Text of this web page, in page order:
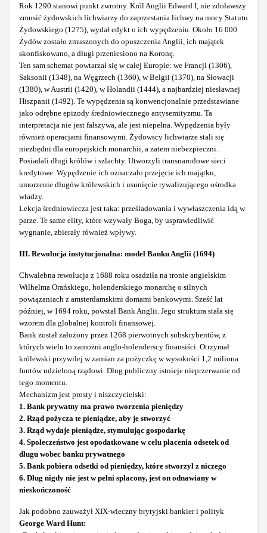
Rok 1290 stanowi punkt zwrotny. Król Anglii Edward I, nie zdoławszy
zmusić żydowskich lichwiarzy do zaprzestania lichwy na mocy Statutu
Żydowskiego (1275), wydał edykt o ich wypędzeniu. Około 16 000
Żydów zostało zmuszonych do opuszczenia Anglii, ich majątek
skonfiskowano, a długi przeniesiono na Koronę.
Ten sam schemat powtarzał się w całej Europie: we Francji (1306),
Saksonii (1348), na Węgrzech (1360), w Belgii (1370), na Słowacji
(1380), w Austrii (1420), w Holandii (1444), a najbardziej niesławnej
Hiszpanii (1492). Te wypędzenia są konwencjonalnie przedstawiane
jako odrębne epizody średniowiecznego antysemityzmu. Ta
interpretacja nie jest fałszywa, ale jest niepełna. Wypędzenia były
również operacjami finansowymi. Żydowscy lichwiarze stali się
niezbędni dla europejskich monarchii, a zatem niebezpieczni.
Posiadali długi królów i szlachty. Utworzyli transnarodowe sieci
kredytowe. Wypędzenie ich oznaczało przejęcie ich majątku,
umorzenie długów królewskich i usunięcie rywalizującego ośrodka
władzy.
Lekcja średniowiecza jest taka: prześladowania i wywłaszczenia idą w
parze. Te same elity, które wzywały Boga, by usprawiedliwić
wygnanie, zbierały również wpływy.
III. Rewolucja instytucjonalna: model Banku Anglii (1694)
Chwalebna rewolucja z 1688 roku osadziła na tronie angielskim
Wilhelma Orańskiego, holenderskiego monarchę o silnych
powiązaniach z amsterdamskimi domami bankowymi. Sześć lat
później, w 1694 roku, powstał Bank Anglii. Jego struktura stała się
wzorem dla globalnej kontroli finansowej.
Bank został założony przez 1268 pierwotnych subskrybentów, z
których wielu to zamożni anglo-holenderscy finansiści. Otrzymał
królewski przywilej w zamian za pożyczkę w wysokości 1,2 miliona
funtów udzieloną rządowi. Dług publiczny istnieje nieprzerwanie od
tego momentu.
Mechanizm jest prosty i niszczycielski:
1. Bank prywatny ma prawo tworzenia pieniędzy
2. Rząd pożycza te pieniądze, aby je stworzyć
3. Rząd wydaje pieniądze, stymulując gospodarkę
4. Społeczeństwo jest opodatkowane w celu płacenia odsetek od
długu wobec banku prywatnego
5. Bank pobiera odsetki od pieniędzy, które stworzył z niczego
6. Dług nigdy nie jest w pełni spłacony, jest on odnawiany w
nieskończoność
Jak podobno zauważył XIX-wieczny brytyjski bankier i polityk
George Ward Hunt: